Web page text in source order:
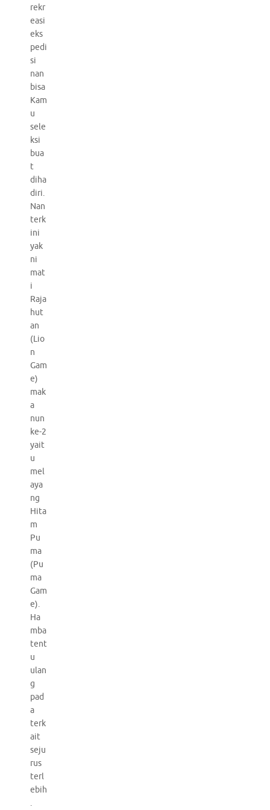
rekr
easi
eks
pedi
si
nan
bisa
Kam
u
sele
ksi
bua
t
diha
diri.
Nan
terk
ini
yak
ni
mat
i
Raja
hut
an
(Lio
n
Gam
e)
mak
a
nun
ke-2
yait
u
mel
aya
ng
Hita
m
Pu
ma
(Pu
ma
Gam
e).
Ha
mba
tent
u
ulan
g
pad
a
terk
ait
seju
rus
terl
ebih
.